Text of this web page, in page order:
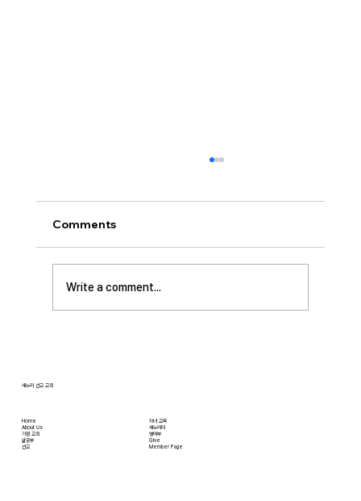
오늘날 성도로서 올바른 신앙생활을 하는 데 걸
림돌이 되는 세 가지가 있습니다. 첫째는 안일주
의입니다. 산업혁명 이후 급속도로 발전한 물질
문명은 우리의 삶을 매우 편리하게 만들어 주었
Comments
Write a comment...
Home
About Us
​가정 교회
​삶공부
​선교
자녀 교육
새누리터
영어부
Give
Member Page
새누리 선교 교회